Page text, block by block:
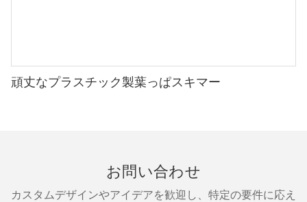
頑丈なプラスチック製葉っぱスキマー
お問い合わせ
カスタムデザインやアイデアを歓迎し、特定の要件に応え